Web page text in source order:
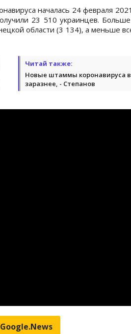
началась 24 февраля
23 510 украинцев. Больше
области (3 134), а меньше
Читай также:
Новые штаммы коронавируса
заразнее, - Степанов